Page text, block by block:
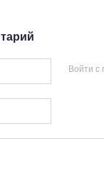
Войти